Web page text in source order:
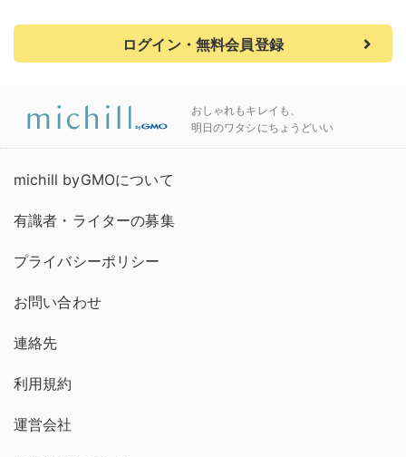
ログイン・無料会員登録
おしゃれもキレイも、
明日のワタシにちょうどいい
michill byGMOについて
有識者・ライターの募集
プライバシーポリシー
お問い合わせ
連絡先
利用規約
運営会社